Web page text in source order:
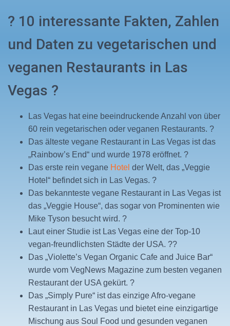
? 10 interessante Fakten, Zahlen
und Daten zu vegetarischen und
veganen Restaurants in Las
Vegas ?
Las Vegas hat eine beeindruckende Anzahl von über
60 rein vegetarischen oder veganen Restaurants. ?
Das älteste vegane Restaurant in Las Vegas ist das
„Rainbow’s End“ und wurde 1978 eröffnet. ?
Das erste rein vegane Hotel der Welt, das „Veggie
Hotel“ befindet sich in Las Vegas. ?
Das bekannteste vegane Restaurant in Las Vegas ist
das „Veggie House“, das sogar von Prominenten wie
Mike Tyson besucht wird. ?
Laut einer Studie ist Las Vegas eine der Top-10
vegan-freundlichsten Städte der USA. ??
Das „Violette’s Vegan Organic Cafe and Juice Bar“
wurde vom VegNews Magazine zum besten veganen
Restaurant der USA gekürt. ?
Das „Simply Pure“ ist das einzige Afro-vegane
Restaurant in Las Vegas und bietet eine einzigartige
Mischung aus Soul Food und gesunden veganen